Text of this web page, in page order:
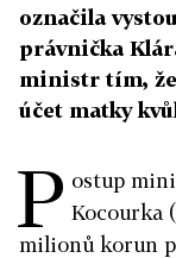
označila
právnička
ministr tím,
účet matky
P ostup
Kocourka
milionů korun